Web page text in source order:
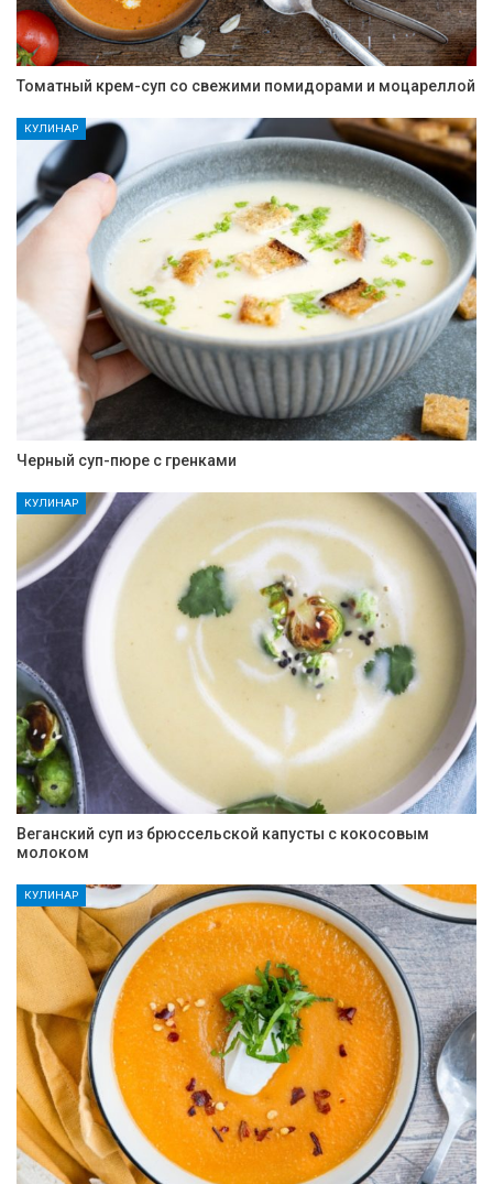
Томатный крем-суп со свежими помидорами и моцареллой
КУЛИНАР
Черный суп-пюре с гренками
КУЛИНАР
Веганский суп из брюссельской капусты с кокосовым
молоком
КУЛИНАР